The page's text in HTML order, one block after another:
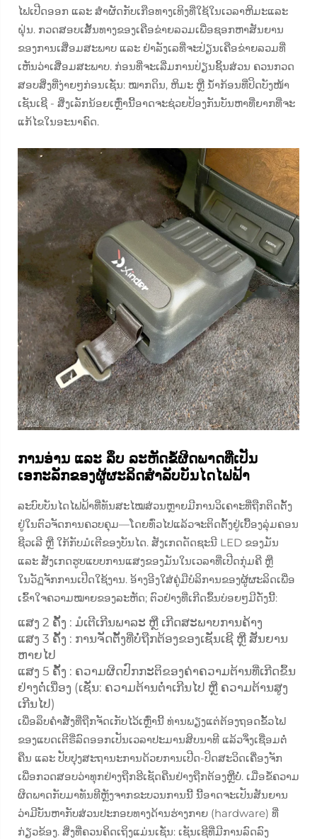
ໄຟເປີດອອກ ແລະ ສຳຜັດກັບເກືອທາງເທິງທີ່ໃຊ້ໃນເວລາຫິມະແລະ
ຝຸ່ນ. ກວດສອບເສັ້ນທາງຂອງເຄືອຂ່າຍລວມເພື່ອຊອກຫາສັນຍານ
ຂອງການເສື່ອມສະພາບ ແລະ ຢ່າລັງເລທີ່ຈະປ່ຽນເຄືອຂ່າຍລວມທີ່
ເຫັນວ່າເສື່ອມສະພາບ. ກ່ອນທີ່ຈະເລີ່ມການປ່ຽນຊິ້ນສ່ວນ ຄວນກວດ
ສອບສິ່ງທີ່ງ່າຍໆກ່ອນເຊັ່ນ: ໝາກດິນ, ຫິມະ ຫຼື ນ້ຳກ້ອນທີ່ປິດບັງໜ້າ
ເຊັນເຊີ - ສິ່ງເລັກນ້ອຍເຫຼົ່ານີ້ອາດຈະຊ່ວຍປ້ອງກັນບັນຫາທີ່ຍາກທີ່ຈະ
ແກ້ໄຂໃນອະນາຄົດ.
ການອ່ານ ແລະ ລຶບ ລະຫັດຂໍ້ຜິດພາດທີ່ເປັນ
ເອກະລັກຂອງຜູ້ຜະລິດສຳລັບບັນໄດໄຟຟ້າ
ລະບົບບັນໄດໄຟຟ້າທີ່ທັນສະໄໝສ່ວນຫຼາຍມີການວິເຄາະທີ່ຖືກຕິດຕັ້ງ
ຢູ່ໃນຕົວຈັດການຄວບຄຸມ—ໂດຍທົ່ວໄປແລ້ວຈະຕິດຕັ້ງຢູ່ເບື້ອງລຸ່ມຄອນ
ຊີວເລີ ຫຼື ໃກ້ກັບມໍເຕີຂອງບັນໄດ. ສັງເກດດັດຊະນີ LED ຂອງມັນ
ແລະ ສັງເກດຮູບແບບການແສງຂອງມັນໃນເວລາທີ່ເປີດກຸ່ມຄີ ຫຼື
ໃນວັฏຈັກການເປີດໃຊ້ງານ. ອ້າງອີງໃສ່ຄູ່ມືບໍລິການຂອງຜູ້ຜະລິດເພື່ອ
ເຂົ້າໃຈຄວາມໝາຍຂອງລະຫັດ; ຕົວຢ່າງທີ່ເກີດຂຶ້ນບ່ອຍໆມີດັ່ງນີ້:
ແສງ 2 ຄັ້ງ : ມໍເຕີເກີນພາລະ ຫຼື ເກີດສະພາບການຄ້າງ
ແສງ 3 ຄັ້ງ : ການຈັດຕັ້ງທີ່ບໍ່ຖືກຕ້ອງຂອງເຊັນເຊີ ຫຼື ສັນຍານ
ຫາຍໄປ
ແສງ 5 ຄັ້ງ : ຄວາມຜິດປົກກະຕິຂອງຄ່າຄວາມຕ້ານທີ່ເກີດຂຶ້ນ
ຢ່າງຕໍ່ເນື່ອງ (ເຊັ່ນ: ຄວາມຕ້ານຕ່ຳເກີນໄປ ຫຼື ຄວາມຕ້ານສູງ
ເກີນໄປ)
ເພື່ອລຶບຄໍາສັ່ງທີ່ຖືກຈັດເກັບໄວ້ເຫຼົ່ານີ້ ທ່ານພຽງແຕ່ຕ້ອງຖອດຂັ້ວໄຟ
ຂອງແບດເຕີຣີ່ລົດອອກເປັນເວລາປະມານສິບນາທີ ແລ້ວຈຶ່ງເຊື່ອມຕໍ່
ຄືນ ແລະ ປັບປຸງສະຖານະການດ້ວຍການເປີດ-ປິດສະວິດເຄື່ອງຈັກ
ເພື່ອກວດສອບວ່າທຸກຢ່າງຖືກຮີເຊັດຄືນຢ່າງຖືກຕ້ອງຫຼືບໍ່. ເມື່ອຂໍ້ຄວາມ
ຜິດພາດກັບມາທັນທີຫຼັງຈາກຂະບວນການນີ້ ນີ້ອາດຈະເປັນສັນຍານ
ວ່າມີບັນຫາກັບສ່ວນປະກອບທາງດ້ານຮ່າງກາຍ (hardware) ທີ່
ກ່ຽວຂ້ອງ. ສິ່ງທີ່ຄວນຄິດເຖິງແມ່ນເຊັ່ນ: ເຊັນເຊີທີ່ມີການລົດລົງ